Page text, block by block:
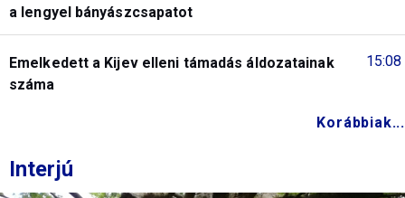
a lengyel bányászcsapatot
15:08
Emelkedett a Kijev elleni támadás áldozatainak
száma
Korábbiak...
Interjú